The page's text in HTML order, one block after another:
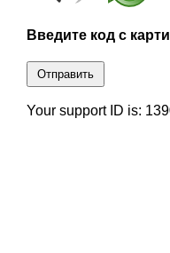
Введите код с
Отправить
Your support ID is: